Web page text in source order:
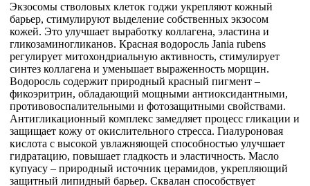
Экзосомы стволовых клеток годжи укрепляют кожный
барьер, стимулируют выделение собственных экзосом
кожей. Это улучшает выработку коллагена, эластина и
гликозаминогликанов. Красная водоросль Jania rubens
регулирует митохондриальную активность, стимулирует
синтез коллагена и уменьшает выраженность морщин.
Водоросль содержит природный красный пигмент –
фикоэритрин, обладающий мощными антиоксидантными,
противовоспалительными и фотозащитными свойствами.
Антигликационный комплекс замедляет процесс гликации и
защищает кожу от окислительного стресса. Гиалуроновая
кислота с высокой увлажняющей способностью улучшает
гидратацию, повышает гладкость и эластичность. Масло
купуасу – природный источник церамидов, укрепляющий
защитный липидный барьер. Сквалан способствует